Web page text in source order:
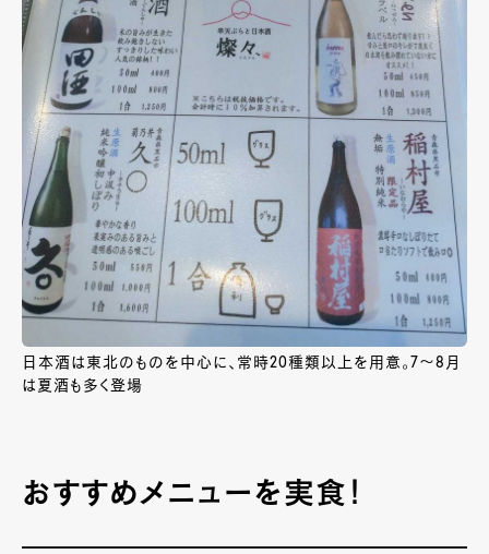
日本酒は東北のものを中心に、常時20種類以上を用意。7～8月
は夏酒も多く登場
おすすめメニューを実食！